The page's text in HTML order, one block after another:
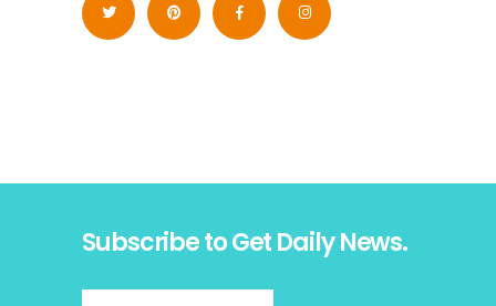
Subscribe to Get Daily News.